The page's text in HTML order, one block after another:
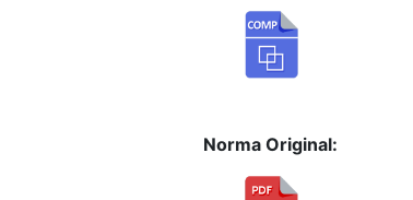
Norma Original: